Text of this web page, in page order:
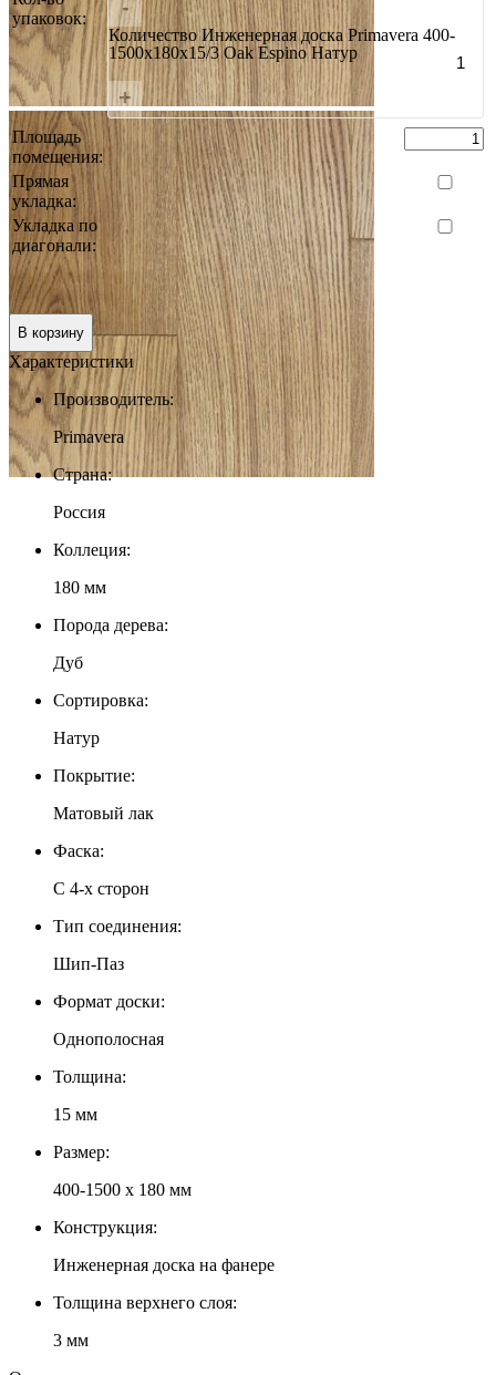
упаковок:
-
Количество Инженерная доска Primavera 400-
1500х180х15/3 Oak Espino Натур
+
Площадь
помещения:
Прямая
укладка:
Укладка по
диагонали:
Итого:
0 руб.
В корзину
Характеристики
Производитель:
Primavera
Страна:
Россия
Коллеция:
180 мм
Порода дерева:
Дуб
Сортировка:
Натур
Покрытие:
Матовый лак
Фаска:
С 4-x сторон
Тип соединения:
Шип-Паз
Формат доски:
Однополосная
Толщина:
15 мм
Размер:
400-1500 х 180 мм
Конструкция:
Инженерная доска на фанере
Толщина верхнего слоя:
3 мм